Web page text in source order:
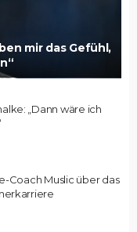
mir das Gefühl,
„Dann wäre ich
Coach Muslic über das